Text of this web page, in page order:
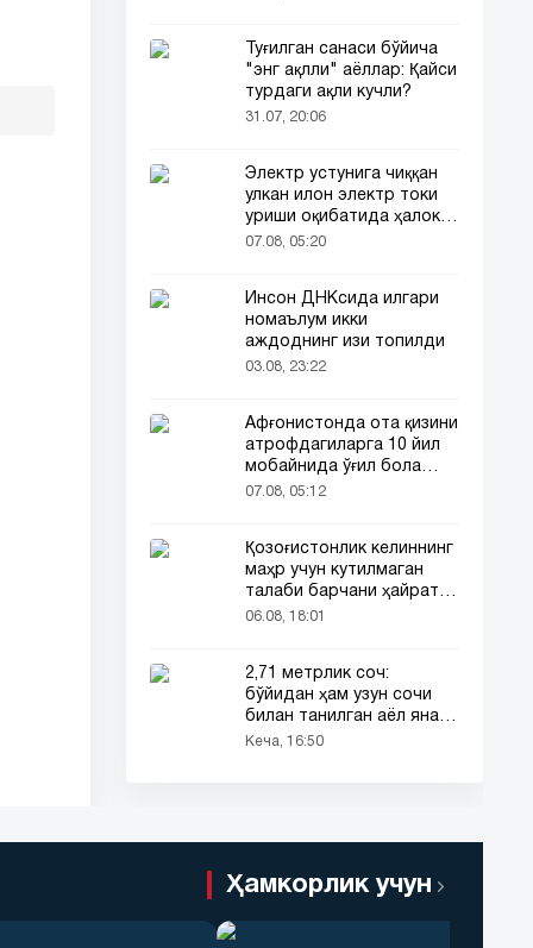
Туғилган санаси бўйича
"энг ақлли" аёллар: Қайси
турдаги ақли кучли?
31.07, 20:06
Электр устунига чиққан
улкан илон электр токи
уриши оқибатида ҳалок
бўлди
07.08, 05:20
Инсон ДНКсида илгари
номаълум икки
аждоднинг изи топилди
03.08, 23:22
Афғонистонда ота қизини
атрофдагиларга 10 йил
мобайнида ўғил бола
сифатида таништирди
07.08, 05:12
Қозоғистонлик келиннинг
маҳр учун кутилмаган
талаби барчани ҳайратга
солди
06.08, 18:01
2,71 метрлик соч:
бўйидан ҳам узун сочи
билан танилган аёл яна
эътибор марказида
Кеча, 16:50
Ҳамкорлик учун